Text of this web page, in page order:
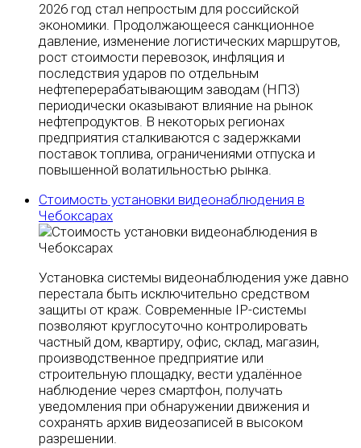
2026 год стал непростым для российской
экономики. Продолжающееся санкционное
давление, изменение логистических маршрутов,
рост стоимости перевозок, инфляция и
последствия ударов по отдельным
нефтеперерабатывающим заводам (НПЗ)
периодически оказывают влияние на рынок
нефтепродуктов. В некоторых регионах
предприятия сталкиваются с задержками
поставок топлива, ограничениями отпуска и
повышенной волатильностью рынка.
Стоимость установки видеонаблюдения в
Чебоксарах
Установка системы видеонаблюдения уже давно
перестала быть исключительно средством
защиты от краж. Современные IP-системы
позволяют круглосуточно контролировать
частный дом, квартиру, офис, склад, магазин,
производственное предприятие или
строительную площадку, вести удалённое
наблюдение через смартфон, получать
уведомления при обнаружении движения и
сохранять архив видеозаписей в высоком
разрешении.